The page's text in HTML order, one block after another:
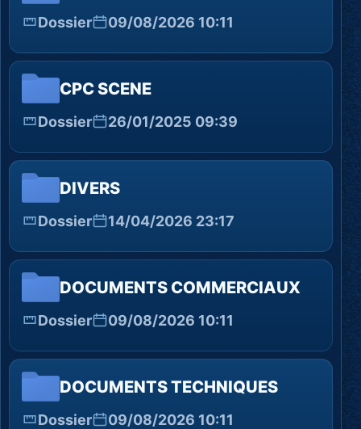
Dossier 09/08/2026 10:11
CPC SCENE
Dossier 26/01/2025 09:39
DIVERS
Dossier 14/04/2026 23:17
DOCUMENTS COMMERCIAUX
Dossier 09/08/2026 10:11
DOCUMENTS TECHNIQUES
Dossier 09/08/2026 10:11